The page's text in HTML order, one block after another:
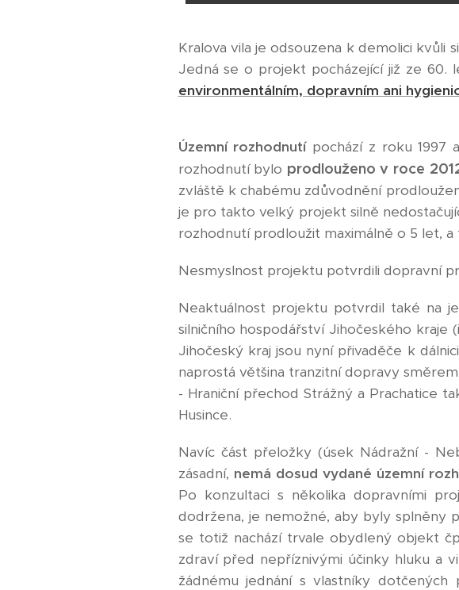
Kralova vila je odsouzena k demolici kvůli
Jedná se o projekt pocházející již ze 60.
environmentálním, dopravním ani
Územní rozhodnutípochází z roku 1997
rozhodnutí bylo prodlouženo v roce
zvláště k chabému zdůvodnění
je pro takto velký projekt silně
rozhodnutí prodloužit maximálně o 5 let, a
Nesmyslnost projektu potvrdili dopravní
Neaktuálnost projektu potvrdil také na
silničního hospodářství Jihočeského
Jihočeský kraj jsou nyní přivaděče k
naprostá většina tranzitní dopravy
- Hraniční přechod Strážný a Prachatice
Husince.
Navíc část přeložky (úsek Nádražní -
zásadní, nemá dosud vydané územní
Po konzultaci s několika dopravními
dodržena, je nemožné, aby byly splněny
se totiž nachází trvale obydlený objekt
zdraví před nepříznivými účinky hluku a
žádnému jednání s vlastníky